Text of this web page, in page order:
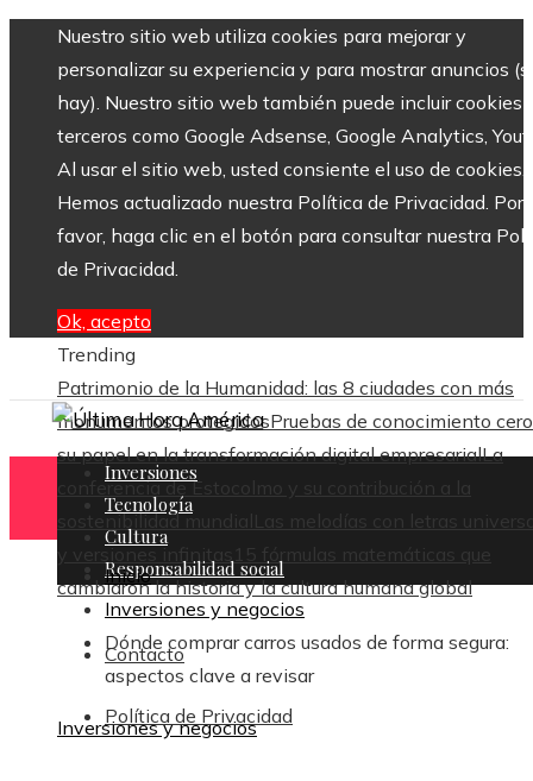
Nuestro sitio web utiliza cookies para mejorar y
personalizar su experiencia y para mostrar anuncios
hay). Nuestro sitio web también puede incluir cookies
terceros como Google Adsense, Google Analytics,
Al usar el sitio web, usted consiente el uso de cookies.
Hemos actualizado nuestra Política de Privacidad. Por
favor, haga clic en el botón para consultar nuestra
de Privacidad.
Ok, acepto
Trending
Patrimonio de la Humanidad: las 8 ciudades con más
monumentos protegidosPruebas de conocimiento
su papel en la transformación digital empresarialLa
conferencia de Estocolmo y su contribución a la
sostenibilidad mundial
Las melodías con letras
y versiones infinitas
15 fórmulas matemáticas que
cambiaron la historia y la cultura humana global
Contacto
Política de Privacidad
Inversiones
Tecnología
Cultura
Responsabilidad social
Inicio
Inversiones y negocios
Dónde comprar carros usados de forma segura:
aspectos clave a revisar
Inversiones y negocios